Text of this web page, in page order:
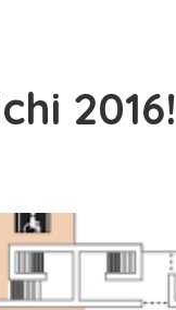
2016!